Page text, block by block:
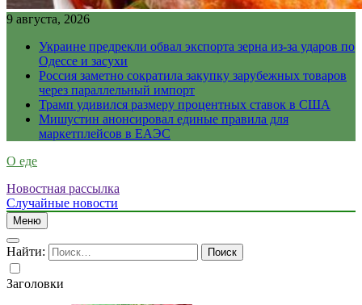
9 августа, 2026
Украине предрекли обвал экспорта зерна из-за ударов по
Одессе и засухи
Россия заметно сократила закупку зарубежных товаров
через параллельный импорт
Трамп удивился размеру процентных ставок в США
Мишустин анонсировал единые правила для
маркетплейсов в ЕАЭС
О еде
Новостная рассылка
Случайные новости
Меню
Найти:
Заголовки